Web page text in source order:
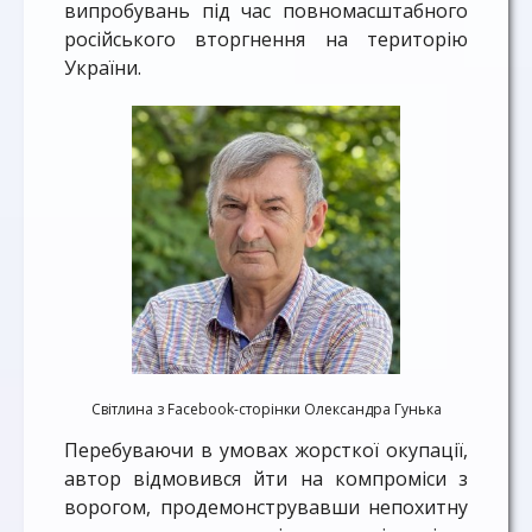
випробувань під час повномасштабного
російського вторгнення на територію
України.
Світлина з Facebook-сторінки Олександра Гунька
Перебуваючи в умовах жорсткої окупації,
автор відмовився йти на компроміси з
ворогом, продемонструвавши непохитну